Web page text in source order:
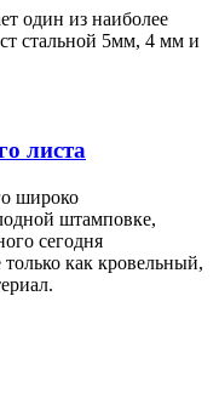
один из наиболее
стальной 5мм, 4 мм и
листа
широко
штамповке,
сегодня
как кровельный,